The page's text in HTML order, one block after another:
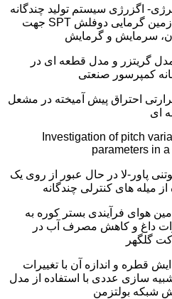
اگزرژی سیستم تولید چندگانه
مبتنی بر سیستم ترکیبی زمین گرمایی دوفلش SPT جهت
سرمایش و گرمایش
گریتزر و مدل قطعه ای در
کمپرسور صنعتی
احتراق پیش آمیخته در مشعل
ای
Investigation of pitch
parameters in
پاور-لا در حال عبور از روی یک
از میله های کنترلی چندگانه
هوای فرآیندی بستر کوره به
داغ و کاهش مصرف آب در
گلگهر
قطره و اندازه آن با تغییرات
شبیه سازی عددی با استفاده از مدل
شبکه بولتزمن